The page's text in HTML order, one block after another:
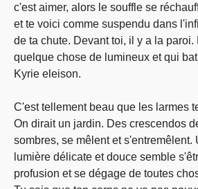
c'est aimer, alors le souffle se
et te voici comme suspendu dans
de ta chute. Devant toi, il y a la paroi.
quelque chose de lumineux et qui
Kyrie eleison.
C'est tellement beau que les larmes
On dirait un jardin. Des crescendos
sombres, se mêlent et s'entremêlent.
lumière délicate et douce semble
profusion et se dégage de toutes